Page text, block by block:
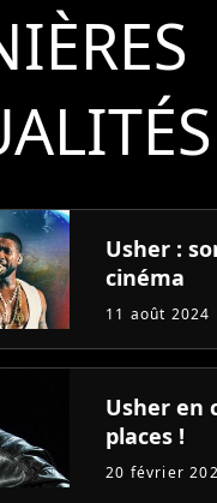
Usher :
cinéma
11 août 2024
Usher en
places !
20 février